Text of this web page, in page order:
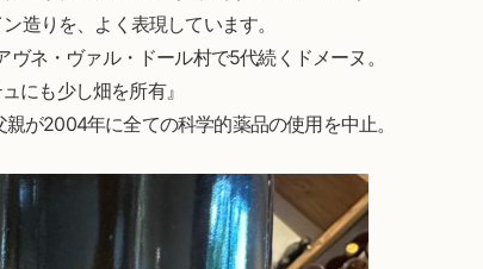
造りを、よく表現しています。
ネ・ヴァル・ドール村で5代続くドメーヌ。
にも少し畑を所有』
が2004年に全ての科学的薬品の使用を中止。